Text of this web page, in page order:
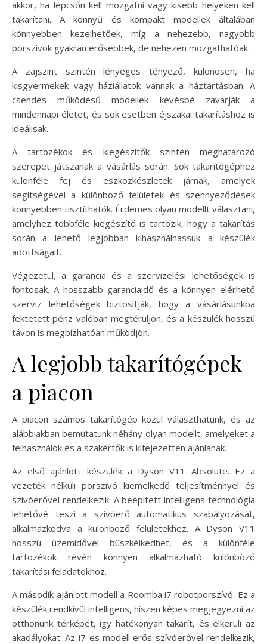
akkor, ha lépcsőn kell mozgatni vagy kisebb helyeken kell
takarítani. A könnyű és kompakt modellek általában
könnyebben kezelhetőek, míg a nehezebb, nagyobb
porszívók gyakran erősebbek, de nehezen mozgathatóak.
A zajszint szintén lényeges tényező, különösen, ha
kisgyermekek vagy háziállatok vannak a háztartásban. A
csendes működésű modellek kevésbé zavarják a
mindennapi életet, és sok esetben éjszakai takarításhoz is
ideálisak.
A tartozékok és kiegészítők szintén meghatározó
szerepet játszanak a vásárlás során. Sok takarítógéphez
különféle fej és eszközkészletek járnak, amelyek
segítségével a különböző felületek és szennyeződések
könnyebben tisztíthatók. Érdemes olyan modellt választani,
amelyhez többféle kiegészítő is tartozik, hogy a takarítás
során a lehető legjobban kihasználhassuk a készülék
adottságait.
Végezetül, a garancia és a szervizelési lehetőségek is
fontosak. A hosszabb garanciaidő és a könnyen elérhető
szerviz lehetőségek biztosítják, hogy a vásárlásunkba
fektetett pénz valóban megtérüljön, és a készülék hosszú
távon is megbízhatóan működjön.
A legjobb takarítógépek
a piacon
A piacon számos takarítógép közül választhatunk, és az
alábbiakban bemutatunk néhány olyan modellt, amelyeket a
felhasználók és a szakértők is kifejezetten ajánlanak.
Az első ajánlott készülék a Dyson V11 Absolute. Ez a
vezeték nélküli porszívó kiemelkedő teljesítménnyel és
szívóerővel rendelkezik. A beépített intelligens technológia
lehetővé teszi a szívóerő automatikus szabályozását,
alkalmazkodva a különböző felületekhez. A Dyson V11
hosszú üzemidővel büszkélkedhet, és a különféle
tartozékok révén könnyen alkalmazható különböző
takarítási feladatokhoz.
A második ajánlott modell a Roomba i7 robotporszívó. Ez a
készülék rendkívül intelligens, hiszen képes megjegyezni az
otthonunk térképét, így hatékonyan takarít, és elkerüli az
akadályokat. Az i7-es modell erős szívóerővel rendelkezik,